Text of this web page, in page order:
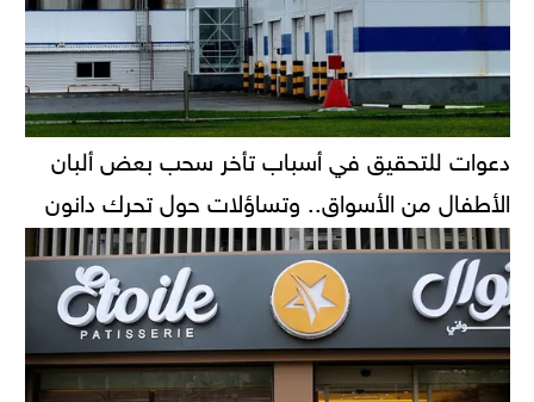
دعوات للتحقيق في أسباب تأخر سحب بعض ألبان
الأطفال من الأسواق.. وتساؤلات حول تحرك دانون